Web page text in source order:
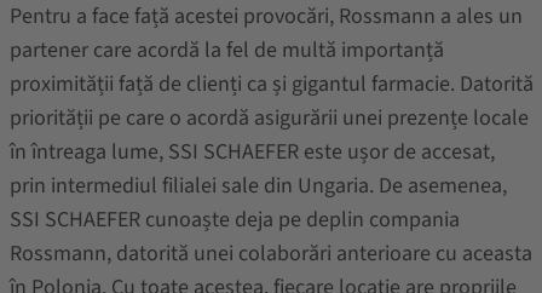
Pentru a face față acestei provocări, Rossmann a ales un
partener care acordă la fel de multă importanță
proximității față de clienți ca și gigantul farmacie. Datorită
priorității pe care o acordă asigurării unei prezențe locale
în întreaga lume, SSI SCHAEFER este ușor de accesat,
prin intermediul filialei sale din Ungaria. De asemenea,
SSI SCHAEFER cunoaște deja pe deplin compania
Rossmann, datorită unei colaborări anterioare cu aceasta